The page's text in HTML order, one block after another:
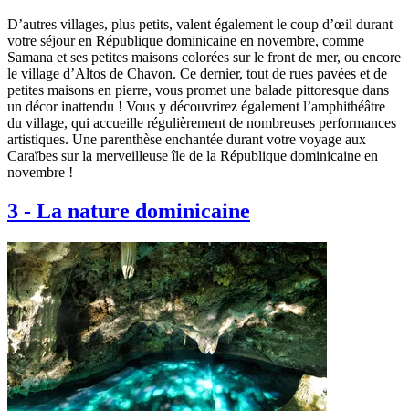
D’autres villages, plus petits, valent également le coup d’œil durant
votre séjour en République dominicaine en novembre, comme
Samana et ses petites maisons colorées sur le front de mer, ou encore
le village d’Altos de Chavon. Ce dernier, tout de rues pavées et de
petites maisons en pierre, vous promet une balade pittoresque dans
un décor inattendu ! Vous y découvrirez également l’amphithéâtre
du village, qui accueille régulièrement de nombreuses performances
artistiques. Une parenthèse enchantée durant votre voyage aux
Caraïbes sur la merveilleuse île de la République dominicaine en
novembre !
3 - La nature dominicaine